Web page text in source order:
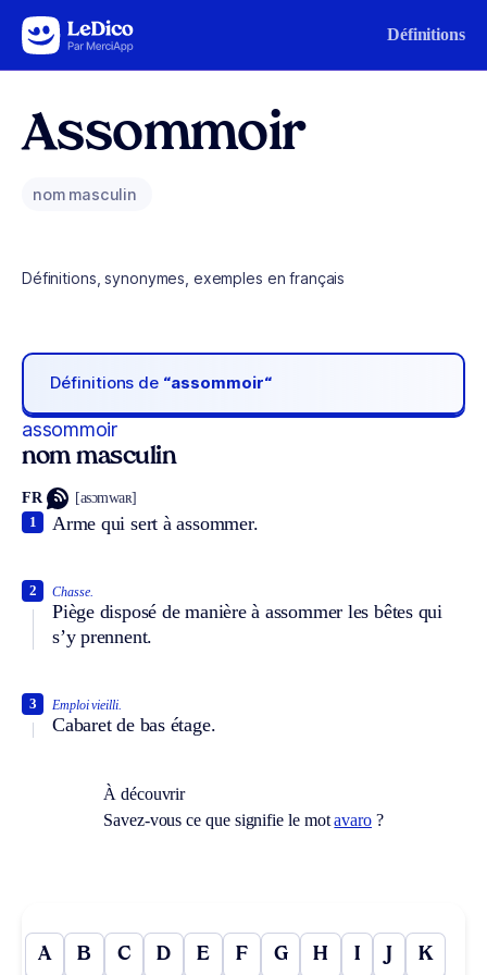
Aller au contenu Définitions
Assommoir
nom masculin
Définitions, synonymes, exemples en français
Définitions de “assommoir“
assommoir
nom masculin
FR [asɔmwaʀ]
Arme qui sert à assommer.
1
Chasse.
Piège disposé de manière à assommer les bêtes qui
s’y prennent.
2
Emploi vieilli.
Cabaret de bas étage.
3
À découvrir
Savez-vous ce que signifie le motavaro ?
A B C D E F G H I J K